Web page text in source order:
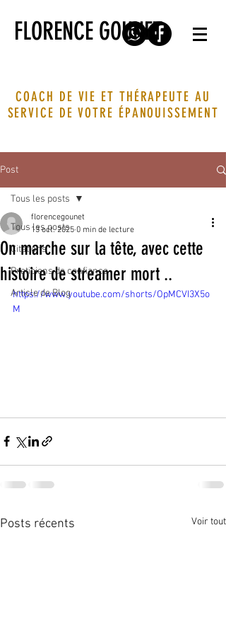
FLORENCE GOUNET
COACH DE VIE ET THÉRAPEUTE AU
SERVICE DE VOTRE ÉPANOUISSEMENT
Post
Tous les posts
Citations
Praticiens de confiance
Article de Blog
Tous les posts
On marche sur la tête, avec cette
histoire de streamer mort ..
florencegounet
13 oct. 2025 0 min de lecture
https://www.youtube.com/shorts/OpMCVI3X5o
M
Posts récents Voir tout